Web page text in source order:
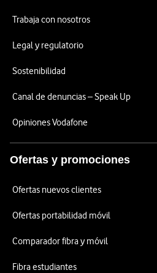
Trabaja con nosotros
Legal y regulatorio
Sostenibilidad
Canal de denuncias – Speak Up
Opiniones Vodafone
Ofertas y promociones
Ofertas nuevos clientes
Ofertas portabilidad móvil
Comparador fibra y móvil
Fibra estudiantes